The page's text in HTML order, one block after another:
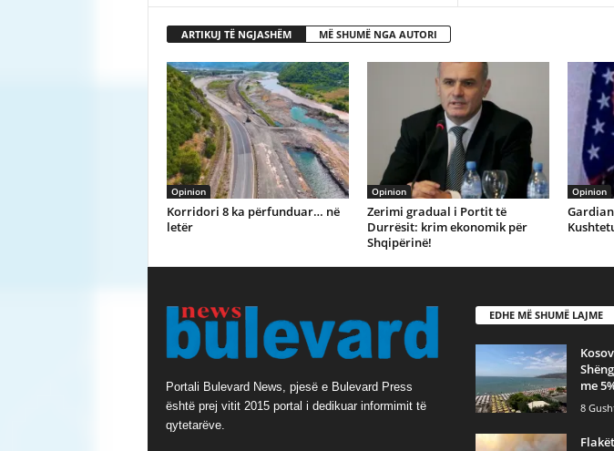
ARTIKUJ TË NGJASHËM MË SHUMË NGA AUTORI
Opinion
Korridori 8 ka përfunduar… në
letër
Opinion
Zerimi gradual i Portit të
Durrësit: krim ekonomik për
Shqipërinë!
Opinion
Portali Bulevard News, pjesë e Bulevard Press
është prej vitit 2015 portal i dedikuar informimit të
qytetarëve.
EDHE MË SHUMË LAJME
me
8